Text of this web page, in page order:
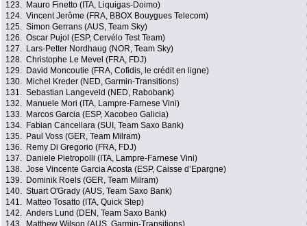
123.
Mauro Finetto (ITA, Liquigas-Doimo)
124. Vincent Jerôme (FRA, BBOX Bouygues Telecom)
125. Simon Gerrans (AUS, Team Sky)
126. Oscar Pujol (ESP, Cervélo Test Team)
127.
Lars-Petter Nordhaug (NOR, Team Sky)
128. Christophe Le Mevel (FRA, FDJ)
129.
David Moncoutie (FRA, Cofidis, le crédit en ligne)
130.
Michel Kreder (NED, Garmin-Transitions)
131. Sebastian Langeveld (NED, Rabobank)
132.
Manuele Mori (ITA, Lampre-Farnese Vini)
133.
Marcos Garcia (ESP, Xacobeo Galicia)
134.
Fabian Cancellara (SUI, Team Saxo Bank)
135.
Paul Voss (GER, Team Milram)
136.
Remy Di Gregorio (FRA, FDJ)
137.
Daniele Pietropolli (ITA, Lampre-Farnese Vini)
138. Jose Vincente Garcia Acosta (ESP, Caisse d’Epargne)
139.
Dominik Roels (GER, Team Milram)
140. Stuart O'Grady (AUS, Team Saxo Bank)
141.
Matteo Tosatto (ITA, Quick Step)
142. Anders Lund (DEN, Team Saxo Bank)